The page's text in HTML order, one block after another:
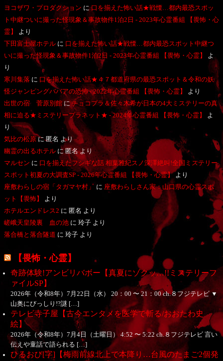
ヨコザワ・プロダクション に口を揃えた怖い話★戦慄…都内最恐スポッ
ト中継ついに撮った怪現象＆事故物件1泊2日 - 2023年心霊番組 【畏怖・心
霊】
より
下田富士屋ホテル に 口を揃えた怖い話★戦慄…都内最恐スポット中継つ
いに撮った怪現象＆事故物件1泊2日 - 2023年心霊番組 【畏怖・心霊】
よ
り
寒川集落 に 口を揃えた怖い話★４７都道府県の最恐スポット＆令和の妖
怪ジャンピングババアの恐怖 - 2022年心霊番組 【畏怖・心霊】
より
出世の宿 菅原別館にチョコプラ＆佐々木希が日本の4大ミステリーの真
相に迫る★ミステリープラネット★ - 2024年心霊番組 【畏怖・心霊】
よ
り
気比の松原に匿名 より
幽霊の出るホテル に匿名より
マルセン に 口を揃えたフシギな話 相葉雅紀スノ深澤絶叫!全国ミステリー
スポット初夏の大調査SP - 2026年心霊番組 【畏怖・心霊】より
座敷わらしの宿「タガマヤ村」に 座敷わらしさん家：山口県の心霊スポ
ット【畏怖】
より
ホテルエンドレス2 に 匿名 より
嵯峨天皇陵裏 血の池 に 玲子 より
落合橋と落合隧道 に 玲子 より
【畏怖・心霊】
奇跡体験!アンビリバボー【真夏にゾクッ…!!ミステリーフ
ァイルSP】
2026年（令和8年）7月22日（水） 20：00 〜 21：00 ch.８フジテレビ ▼
山奥にびっしり!?謎 […]
テレビ寺子屋【古今エンタメを医学で斬る/おおたわ史
絵】
2026年（令和8年）7月4日（土曜日） 4:52 〜 5:22 ch.８フジテレビ 言い
伝えや童話で語られる […]
ひるおび[字]【梅雨前線北上で本降り…台風のたまご2個発